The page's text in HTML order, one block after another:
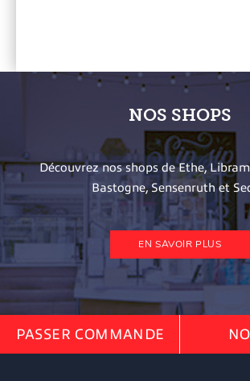
NOS SHOPS
Découvrez nos shops de Ethe,
Bastogne, Sensenruth et
EN SAVOIR PLUS
PASSER COMMANDE